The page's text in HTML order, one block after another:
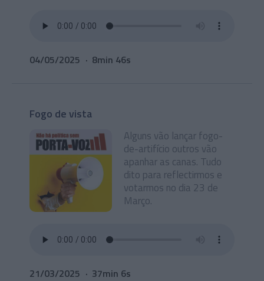
04/05/2025 8min 46s
Fogo de vista
Alguns vão lançar fogo-
de-artifício outros vão
apanhar as canas. Tudo
dito para reflectirmos e
votarmos no dia 23 de
Março.
21/03/2025 37min 6s